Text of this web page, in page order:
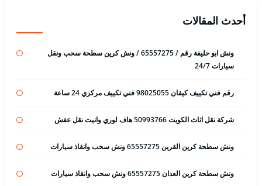
أحدث المقالات
ونش ابو حليفة رقم / 65557275 / ونش كرين سطحة سحب ونقل
سيارات 24/7
رقم فني تكييف كيفان 98025055 فني تكييف مركزي 24 ساعة
شركة نقل اثاث الكويت 50993766 هاف لوري وانيت نقل عفش
ونش سطحة كرين القرين 65557275 ونش سحب وانقاذ سيارات
ونش سطحة كرين العدان 65557275 ونش سحب وانقاذ سيارات